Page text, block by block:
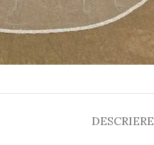
mări
DESCRIERE